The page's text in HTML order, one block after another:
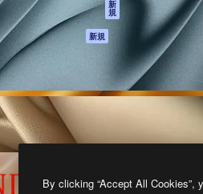
向けMCP
新
規
エージェント 新規
API
すべてのMagnificツ
ール
トラストセ
アフィリエ
法人向け
無断複写・転載を禁じます
By clicking “Accept All